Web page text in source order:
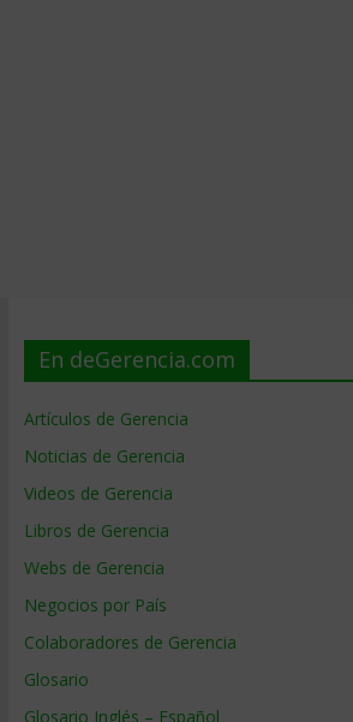
En deGerencia.com
Artículos de Gerencia
Noticias de Gerencia
Videos de Gerencia
Libros de Gerencia
Webs de Gerencia
Negocios por País
Colaboradores de Gerencia
Glosario
Glosario Inglés – Español